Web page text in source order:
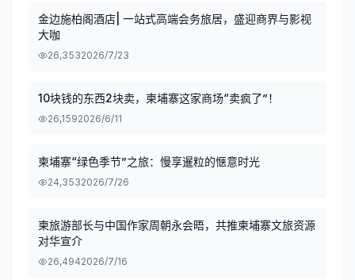
金边施柏阁酒店| 一站式高端会务旅居，盛迎商界与影视
大咖
26,3532026/7/23
10块钱的东西2块卖，柬埔寨这家商场“卖疯了”！
26,1592026/6/11
柬埔寨“绿色季节”之旅：慢享暹粒的惬意时光
24,3532026/7/26
柬旅游部长与中国作家周朝永会晤，共推柬埔寨文旅资源
对华宣介
26,4942026/7/16